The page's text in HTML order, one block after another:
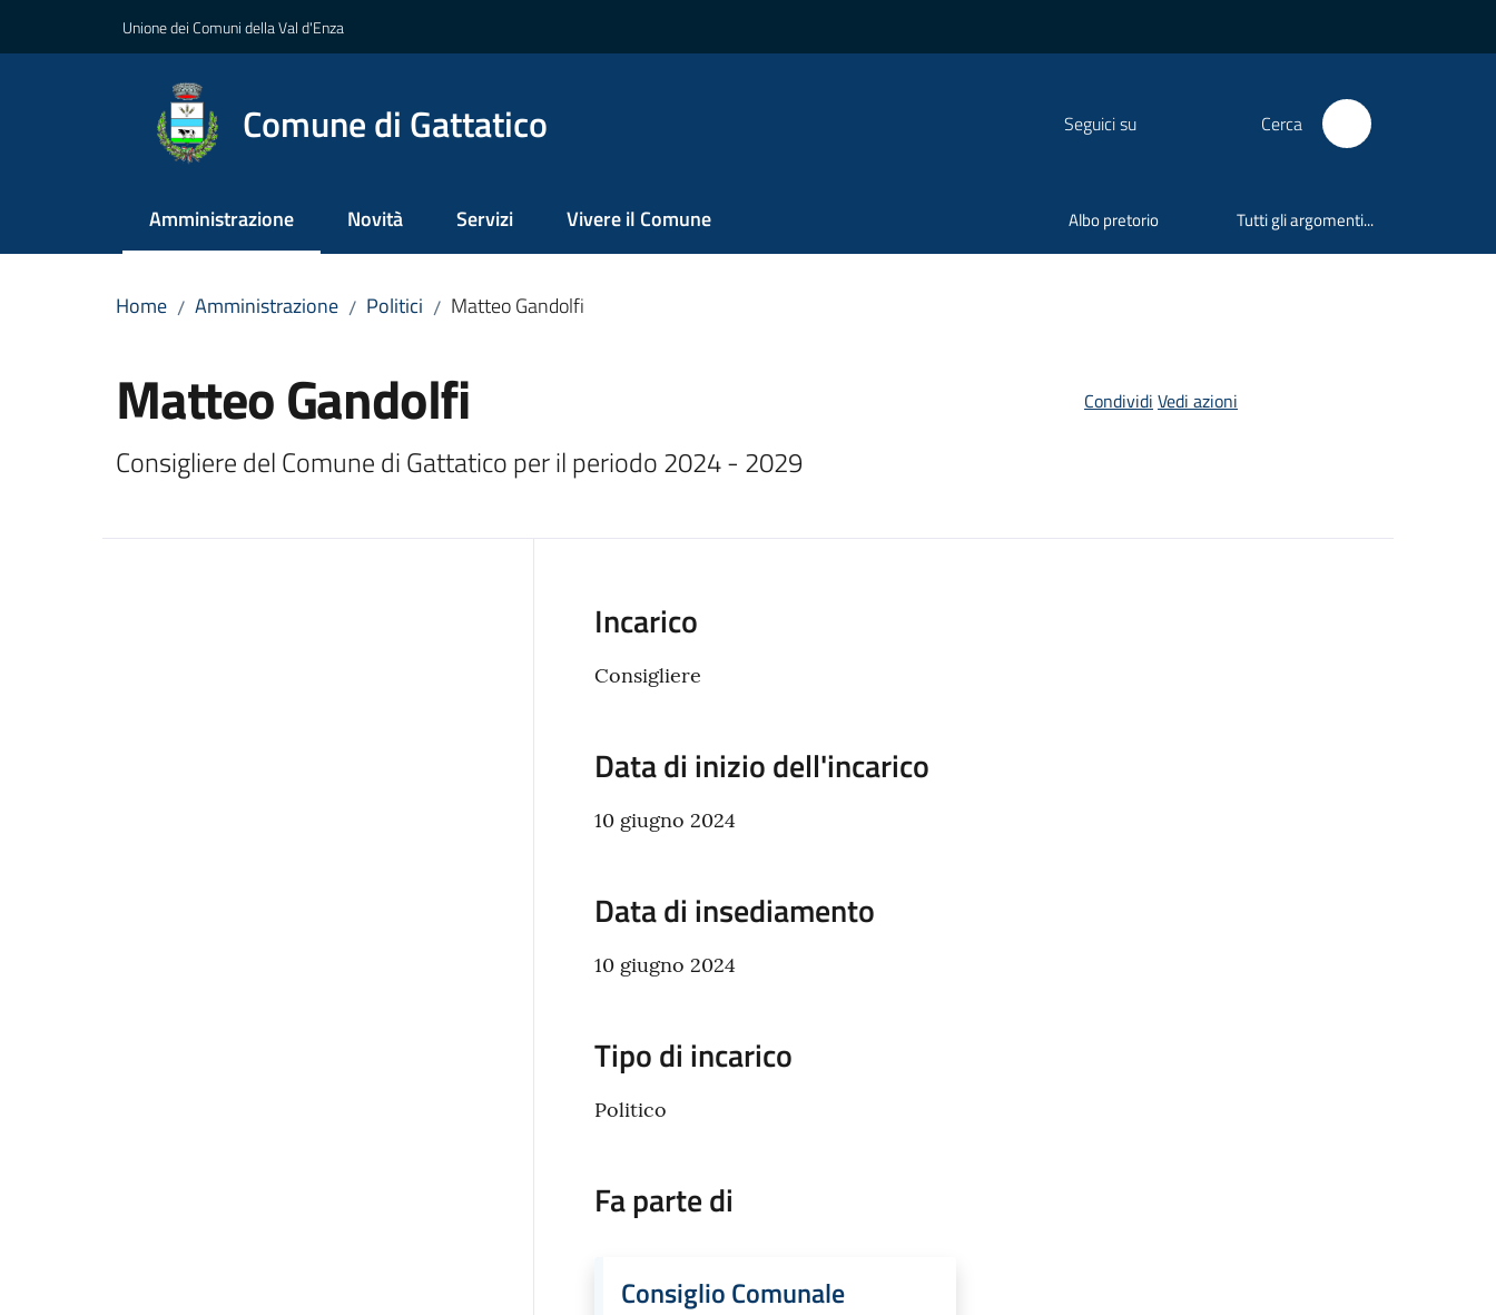
Unione dei Comuni della Val d'Enza
Comune di Gattatico Seguici su Cerca
Amministrazione
Menu selezionato Novità Servizi Vivere il Comune Albo pretorio Tutti gli argomenti...
Home / Amministrazione / Politici / Matteo Gandolfi
Matteo Gandolfi
Consigliere del Comune di Gattatico per il periodo 2024 - 2029
Condividi Vedi azioni
Incarico
Consigliere
Data di inizio dell'incarico
10 giugno 2024
Data di insediamento
10 giugno 2024
Tipo di incarico
Politico
Fa parte di
Consiglio Comunale